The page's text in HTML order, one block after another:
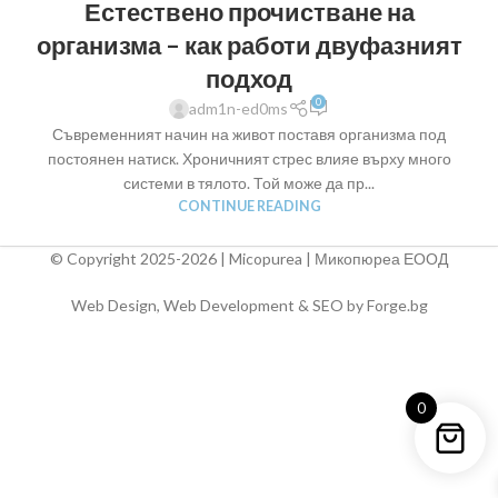
Естествено прочистване на
организма – как работи двуфазният
подход
adm1n-ed0ms 0
Съвременният начин на живот поставя организма под
постоянен натиск. Хроничният стрес влияе върху много
системи в тялото. Той може да пр...
CONTINUE READING
© Copyright 2025-2026 | Micopurea | Микопюреа ЕООД
Web Design, Web Development & SEO by Forge.bg
0